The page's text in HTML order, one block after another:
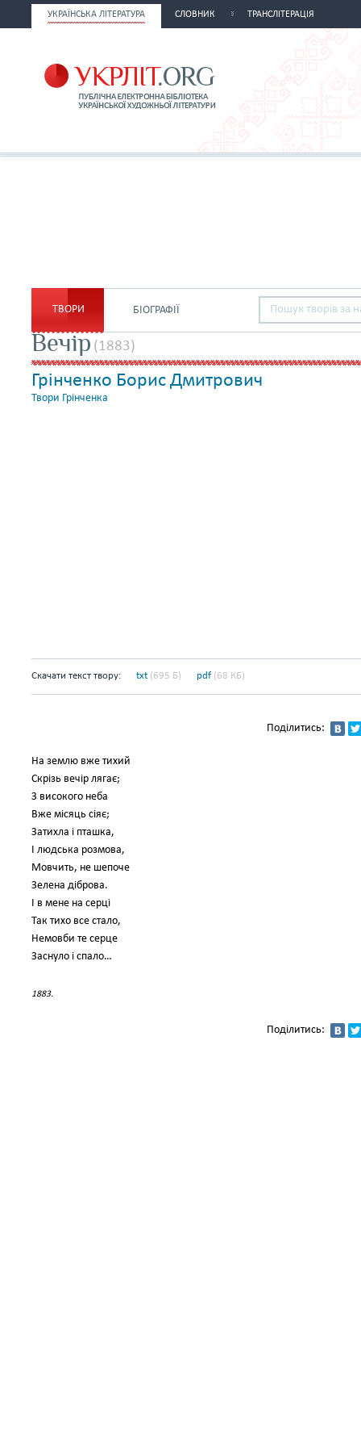
УКРАЇНСЬКА ЛІТЕРАТУРА СЛОВНИК ТРАНСЛІТЕРАЦІЯ
ТВОРИ БІОГРАФІЇ
Вечір (1883)
Грінченко Борис Дмитрович
Твори Грінченка
Скачати текст твору: txt (695 Б) pdf (68 КБ)
Поділитись:
На землю вже тихий
Скрізь вечір лягає;
З високого неба
Вже місяць сіяє;
Затихла і пташка,
І людська розмова,
Мовчить, не шепоче
Зелена діброва.
І в мене на серці
Так тихо все стало,
Немовби те серце
Заснуло і спало…
1883.
Поділитись: